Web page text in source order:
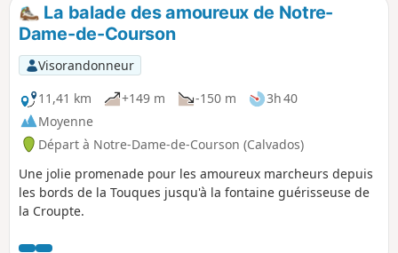
La balade des amoureux de Notre-
Dame-de-Courson
Visorandonneur
11,41 km
+149 m -150 m
3h 40
Moyenne
Départ à Notre-Dame-de-Courson (Calvados)
Une jolie promenade pour les amoureux marcheurs depuis
les bords de la Touques jusqu'à la fontaine guérisseuse de
la Croupte.